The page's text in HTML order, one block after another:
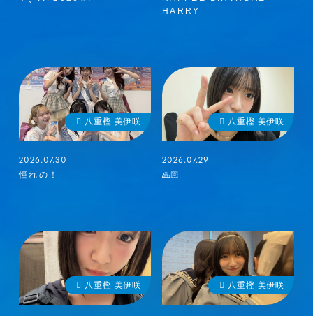
HARRY
八重樫 美伊咲
2026.07.30
憧れの！
八重樫 美伊咲
2026.07.29
🙏🏻
八重樫 美伊咲 八重樫 美伊咲